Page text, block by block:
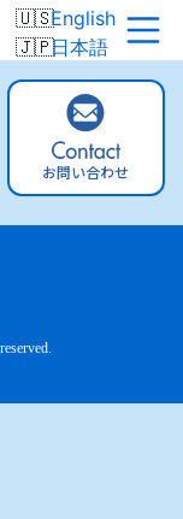
English
日本語
お問い合わせ